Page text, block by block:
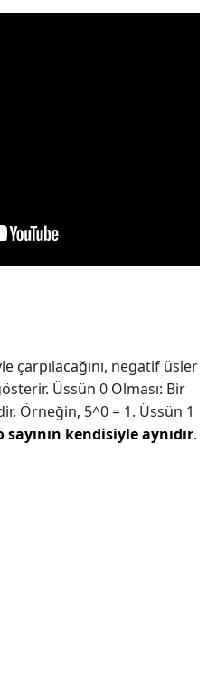
çarpılacağını, negatif üsler
Üssün 0 Olması: Bir
Örneğin, 5^0 = 1. Üssün 1
sayının kendisiyle aynıdır.